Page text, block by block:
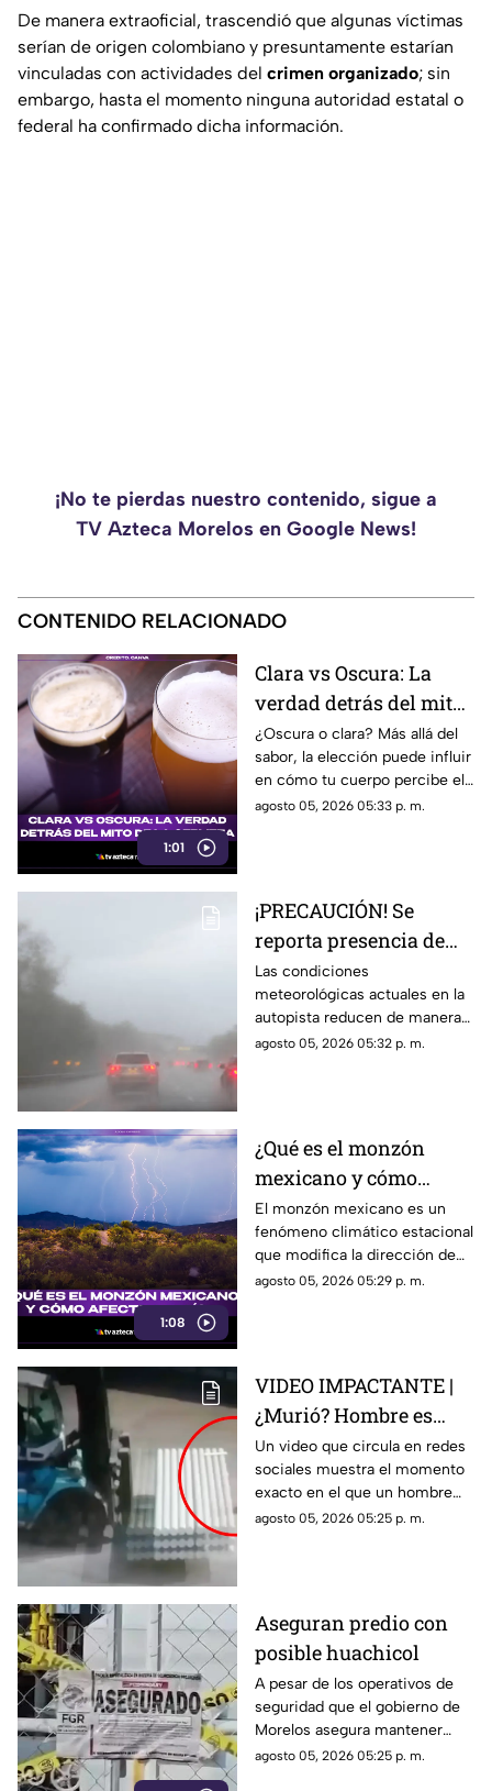
De manera extraoficial, trascendió que algunas víctimas
serían de origen colombiano y presuntamente estarían
vinculadas con actividades del crimen organizado; sin
embargo, hasta el momento ninguna autoridad estatal o
federal ha confirmado dicha información.
¡No te pierdas nuestro contenido, sigue a
TV Azteca Morelos en Google News!
CONTENIDO RELACIONADO
1:01
Clara vs Oscura: La
verdad detrás del mito
de las cervezas
¿Oscura o clara? Más allá del
sabor, la elección puede influir
en cómo tu cuerpo percibe el
alcohol. La cerveza oscura
agosto 05, 2026 05:33 p. m.
¡PRECAUCIÓN! Se
reporta presencia de
neblina en la autopista
México-Cuernavaca;
sigue estas
recomendaciones
Las condiciones
meteorológicas actuales en la
autopista reducen de manera
significativa la visibilidad.
agosto 05, 2026 05:32 p. m.
1:08
¿Qué es el monzón
mexicano y cómo
afecta al país?
El monzón mexicano es un
fenómeno climático estacional
que modifica la dirección de
los vientos y favorece el
agosto 05, 2026 05:29 p. m.
VIDEO IMPACTANTE |
¿Murió? Hombre es
atropellado de manera
violenta por un
montacargas en una
zona portuaria
Un video que circula en redes
sociales muestra el momento
exacto en el que un hombre
fue atropellado por un
agosto 05, 2026 05:25 p. m.
Aseguran predio con
posible huachicol
A pesar de los operativos de
seguridad que el gobierno de
Morelos asegura mantener
contra la delincuencia.
agosto 05, 2026 05:25 p. m.